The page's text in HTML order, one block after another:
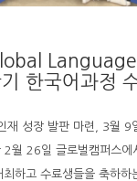
한국어과정
재 성장 발판 마련, 3월
2월 26일 글로벌캠퍼스에
하고 수료생들을 축하